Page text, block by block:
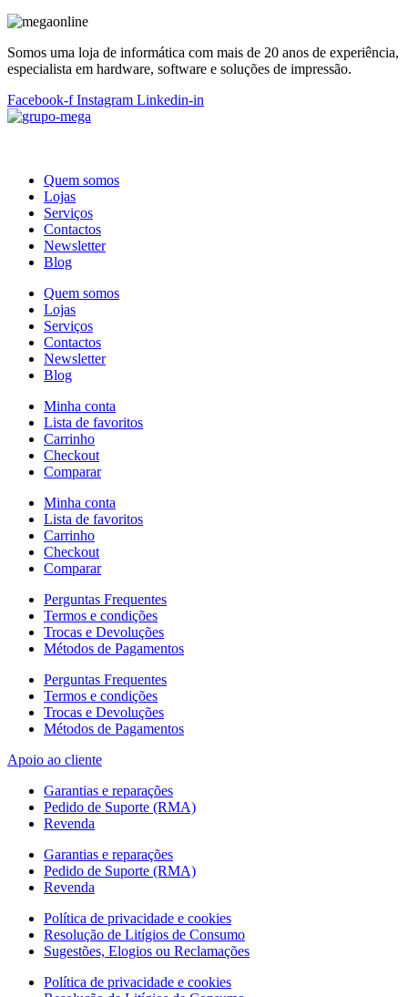
Somos uma loja de informática com mais de 20 anos de experiência,
especialista em hardware, software e soluções de impressão.
Facebook-f Instagram Linkedin-in
Quem somos
Lojas
Serviços
Contactos
Newsletter
Blog
Quem somos
Lojas
Serviços
Contactos
Newsletter
Blog
Minha conta
Lista de favoritos
Carrinho
Checkout
Comparar
Minha conta
Lista de favoritos
Carrinho
Checkout
Comparar
Perguntas Frequentes
Termos e condições
Trocas e Devoluções
Métodos de Pagamentos
Perguntas Frequentes
Termos e condições
Trocas e Devoluções
Métodos de Pagamentos
Apoio ao cliente
Garantias e reparações
Pedido de Suporte (RMA)
Revenda
Garantias e reparações
Pedido de Suporte (RMA)
Revenda
Política de privacidade e cookies
Resolução de Litígios de Consumo
Sugestões, Elogios ou Reclamações
Política de privacidade e cookies